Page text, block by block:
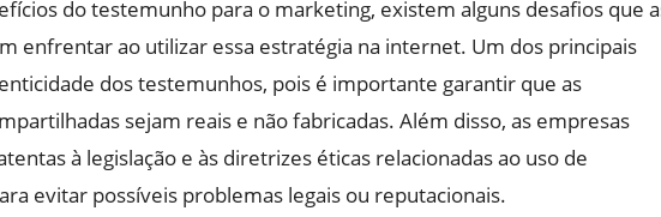
do testemunho para o marketing, existem alguns desafios que
enfrentar ao utilizar essa estratégia na internet. Um dos principais
dos testemunhos, pois é importante garantir que as
sejam reais e não fabricadas. Além disso, as empresas
à legislação e às diretrizes éticas relacionadas ao uso de
evitar possíveis problemas legais ou reputacionais.